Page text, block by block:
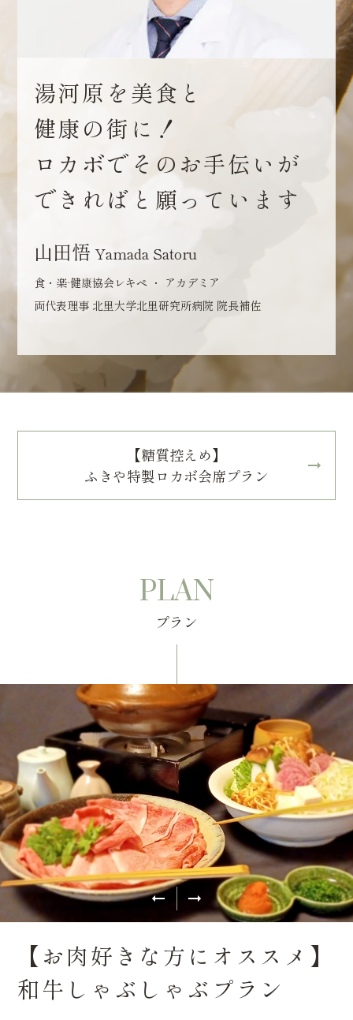
湯河原を美食と
健康の街に！
ロカボでそのお手伝いが
できればと 願っています
山田悟 Yamada Satoru
食・楽·健康協会レキペ ・ アカデミア
両代表理事 北里大学北里研究所病院 院長補佐
【糖質控えめ】
ふきや特製ロカボ会席プラン
PLAN
プラン
【お肉好きな方にオススメ】
和牛しゃぶしゃぶプラン